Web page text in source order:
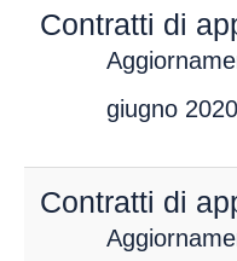
Attività e
Provvedimenti
Bandi di gara e
contratti
altri vantaggi
Contratti di
giugno 2020
Contratti di